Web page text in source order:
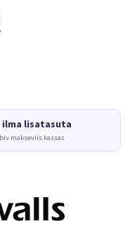
ilma lisatasuta
makseviis kassas